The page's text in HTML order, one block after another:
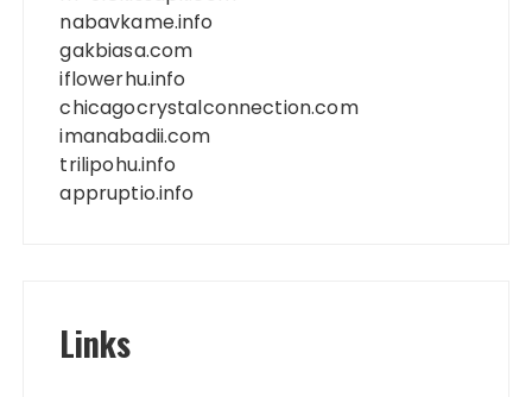
nabavkame.info
gakbiasa.com
iflowerhu.info
chicagocrystalconnection.com
imanabadii.com
trilipohu.info
appruptio.info
Links